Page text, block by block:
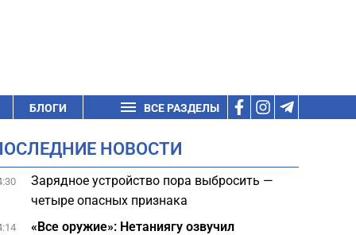
БЛОГИ ВСЕ РАЗДЕЛЫ
НОВОСТИ
Зарядное устройство пора выбросить —
четыре опасных признака
«Все оружие»: Нетаниягу озвучил